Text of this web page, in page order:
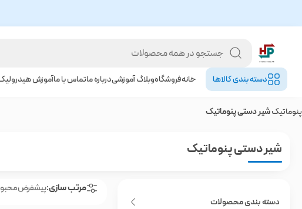
دسته بندی کالا‌ها خانهفروشگاهوبلاگ آموزشیدرباره ماتماس با ماآموزش
پنوماتیکشیر دستی پنوماتیک
شیر دستی پنوماتیک
دسته بندی محصولات
مرتب سازی:پیشفرض